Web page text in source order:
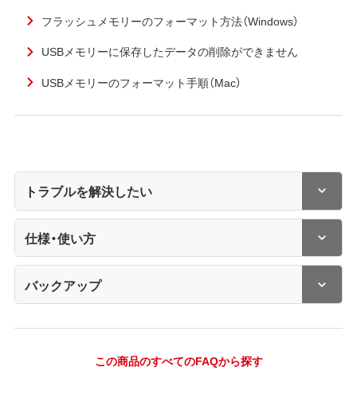
フラッシュメモリーのフォーマット方法（Windows）
USBメモリーに保存したデータの削除ができません
USBメモリーのフォーマット手順（Mac）
トラブルを解決したい
仕様・使い方
バックアップ
この商品のすべてのFAQから探す